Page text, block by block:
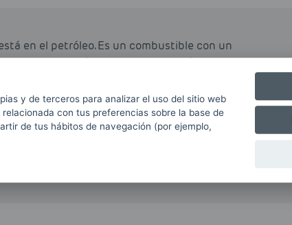
en el petróleo. Es un combustible con un
comunes (como la gasolina 95).
en el interior de los cilindros del motor
notablemente su duración y
por tanto, seguir las instrucciones del
el uso de gasolina 98. La principal
con el precio de las gasolina 95 o el
y de terceros para analizar el uso del sitio web
con tus preferencias sobre la base de
de tus hábitos de navegación (por ejemplo,